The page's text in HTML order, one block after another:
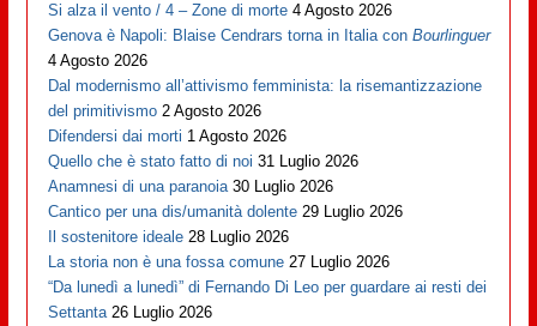
Si alza il vento / 4 – Zone di morte 4 Agosto 2026
Genova è Napoli: Blaise Cendrars torna in Italia conBourlinguer
4 Agosto 2026
Dal modernismo all’attivismo femminista: la risemantizzazione
del primitivismo 2 Agosto 2026
Difendersi dai morti 1 Agosto 2026
Quello che è stato fatto di noi 31 Luglio 2026
Anamnesi di una paranoia 30 Luglio 2026
Cantico per una dis/umanità dolente 29 Luglio 2026
Il sostenitore ideale 28 Luglio 2026
La storia non è una fossa comune 27 Luglio 2026
“Da lunedì a lunedì” di Fernando Di Leo per guardare ai resti dei
Settanta 26 Luglio 2026